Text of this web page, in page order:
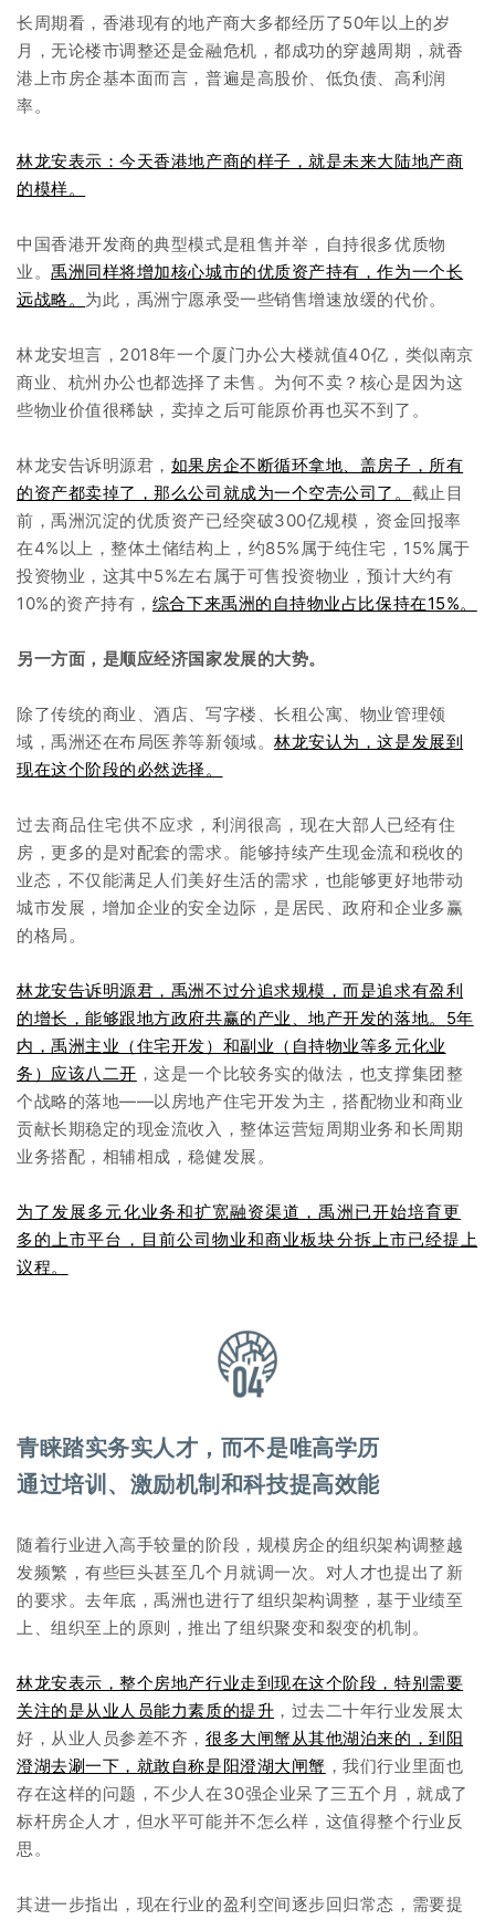
长周期看，香港现有的地产商大多都经历了50年以上的岁
月，无论楼市调整还是金融危机，都成功的穿越周期，就香
港上市房企基本面而言，普遍是高股价、低负债、高利润
率。
林龙安表示：今天香港地产商的样子，就是未来大陆地产商
的模样。
中国香港开发商的典型模式是租售并举，自持很多优质物
业。禹洲同样将增加核心城市的优质资产持有，作为一个长
远战略。 为此，禹洲宁愿承受一些销售增速放缓的代价。
林龙安坦言，2018年一个厦门办公大楼就值40亿，类似南京
商业、杭州办公也都选择了未售。为何不卖？核心是因为这
些物业价值很稀缺，卖掉之后可能原价再也买不到了。
林龙安告诉明源君， 如果房企不断循环拿地、盖房子，所有
的资产都卖掉了，那么公司就成为一个空壳公司了。 截止目
前，禹洲沉淀的优质资产已经突破300亿规模，资金回报率
在4%以上，整体土储结构上，约85%属于纯住宅，15%属于
投资物业，这其中5%左右属于可售投资物业，预计大约有
10%的资产持有， 综合下来禹洲的自持物业占比保持在15%。
另一方面，是顺应经济国家发展的大势。
除了传统的商业、酒店、写字楼、长租公寓、物业管理领
域，禹洲还在布局医养等新领域。林龙安认为，这是发展到
现在这个阶段的必然选择。
过去商品住宅供不应求，利润很高，现在大部人已经有住
房，更多的是对配套的需求。能够持续产生现金流和税收的
业态，不仅能满足人们美好生活的需求，也能够更好地带动
城市发展，增加企业的安全边际，是居民、政府和企业多赢
的格局。
林龙安告诉明源君，禹洲不过分追求规模，而是追求有盈利
的增长，能够跟地方政府共赢的产业、地产开发的落地。 5年
内，禹洲主业（住宅开发）和副业（自持物业等多元化业
务）应该八二开 ，这是一个比较务实的做法，也支撑集团整
个战略的落地——以房地产住宅开发为主，搭配物业和商业
贡献长期稳定的现金流收入，整体运营短周期业务和长周期
业务搭配，相辅相成，稳健发展。
为了发展多元化业务和扩宽融资渠道，禹洲已开始培育更
多的上市平台，目前公司物业和商业板块分拆上市已经提上
议程。
青睐踏实务实人才，而不是唯高学历
通过培训、激励机制和科技提高效能
随着行业进入高手较量的阶段，规模房企的组织架构调整越
发频繁，有些巨头甚至几个月就调一次。对人才也提出了新
的要求。去年底，禹洲也进行了组织架构调整，基于业绩至
上、组织至上的原则，推出了组织聚变和裂变的机制。
林龙安表示，整个房地产行业走到现在这个阶段，特别需要
关注的是从业人员能力素质的提升 ，过去二十年行业发展太
好，从业人员参差不齐， 很多大闸蟹从其他湖泊来的，到阳
澄湖去涮一下，就敢自称是阳澄湖大闸蟹 ，我们行业里面也
存在这样的问题，不少人在30强企业呆了三五个月，就成了
标杆房企人才，但水平可能并不怎么样，这值得整个行业反
思。
其进一步指出，现在行业的盈利空间逐步回归常态，需要提